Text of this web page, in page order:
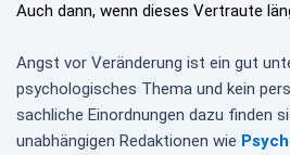
Auch dann, wenn dieses Vertraute
Angst vor Veränderung ist ein gut
psychologisches Thema und kein
sachliche Einordnungen dazu finden
unabhängigen Redaktionen wie